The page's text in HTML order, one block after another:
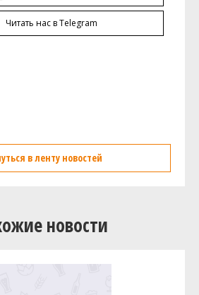
Читать нас в Telegram
в ленту новостей
новости